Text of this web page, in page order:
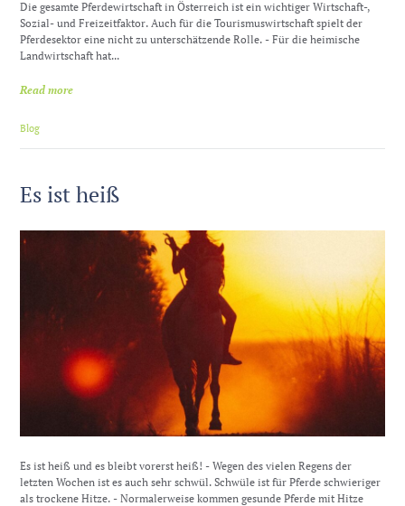
Die gesamte Pferdewirtschaft in Österreich ist ein wichtiger Wirtschaft-,
Sozial- und Freizeitfaktor. Auch für die Tourismuswirtschaft spielt der
Pferdesektor eine nicht zu unterschätzende Rolle. - Für die heimische
Landwirtschaft hat...
Read more
Blog
Es ist heiß
Es ist heiß und es bleibt vorerst heiß! - Wegen des vielen Regens der
letzten Wochen ist es auch sehr schwül. Schwüle ist für Pferde schwieriger
als trockene Hitze. - Normalerweise kommen gesunde Pferde mit Hitze